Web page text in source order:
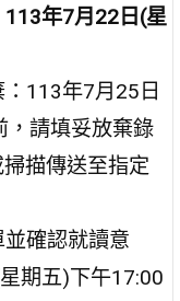
113年7月22日(星
113年7月25日
，請填妥放棄錄
描傳送至指定
確認就讀意
期五)下午17:00